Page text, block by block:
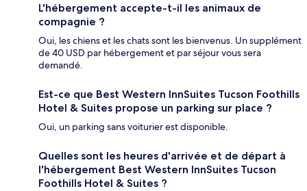
L'hébergement accepte-t-il les animaux de
compagnie ?
Oui, les chiens et les chats sont les bienvenus. Un supplément
de 40 USD par hébergement et par séjour vous sera
demandé.
Est-ce que Best Western InnSuites Tucson Foothills
Hotel & Suites propose un parking sur place ?
Oui, un parking sans voiturier est disponible.
Quelles sont les heures d'arrivée et de départ à
l'hébergement Best Western InnSuites Tucson
Foothills Hotel & Suites ?